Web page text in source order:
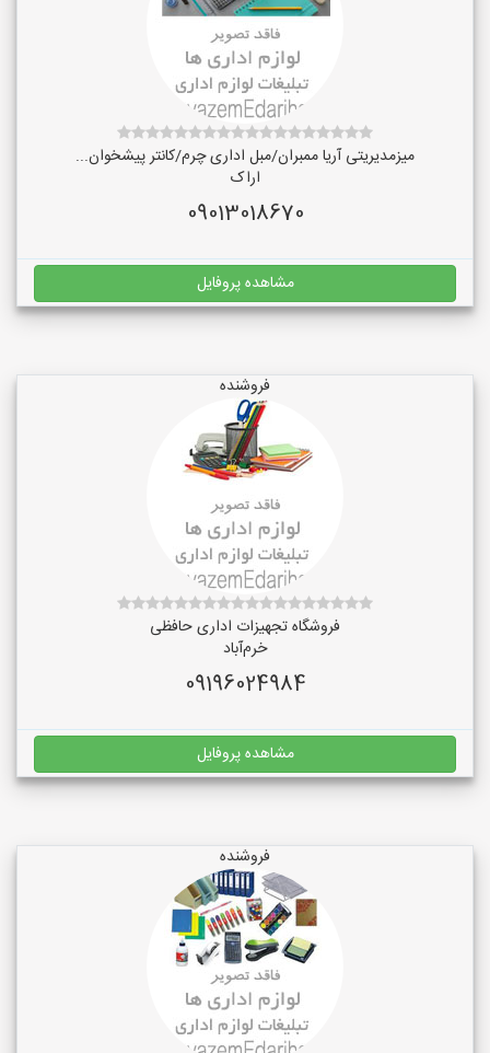
میزمدیریتی آریا ممبران/مبل اداری چرم/کانتر پیشخوان...
اراک
09013018670
مشاهده پروفایل
فروشنده
فروشگاه تجهیزات اداری حافظی
خرم‌آباد
09196024984
مشاهده پروفایل
فروشنده